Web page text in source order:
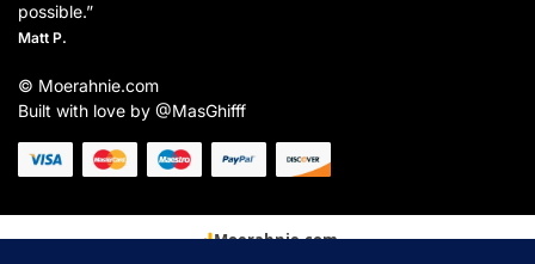
possible.”
Matt P.
© Moerahnie.com
Built with love by @MasGhifff
Moerahnie.com